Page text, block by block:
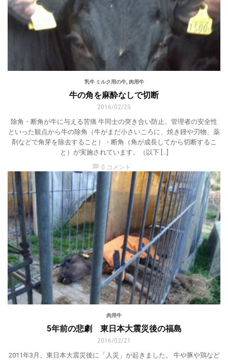
乳牛 ミルク用の牛, 肉用牛
牛の角を麻酔なしで切断
2016/02/25
除角・断角が牛に与える苦痛 牛同士の突き合い防止、管理者の安全性
といった観点から牛の除角（牛がまだ小さいころに、焼き鏝や刃物、薬
剤などで角芽を除去すること）・断角（角が成長してから切断するこ
と）が実施されています。（以下 […]
chat_bubble 0 コメント
肉用牛
5年前の悲劇 東日本大震災後の福島
2016/02/21
2011年3月、東日本大震災後に「人災」が起きました。 牛や豚や鶏など